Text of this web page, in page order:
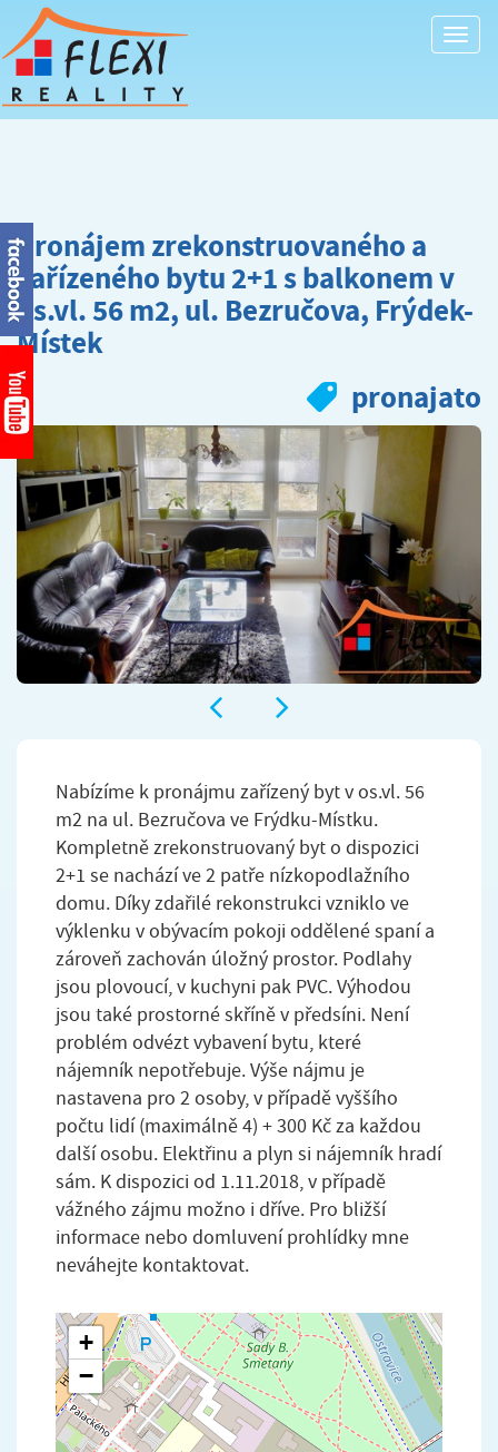
Pronájem zrekonstruovaného a
zařízeného bytu 2+1 s balkonem v
os.vl. 56 m2, ul. Bezručova, Frýdek-
Místek
pronajato
Nabízíme k pronájmu zařízený byt v os.vl. 56
m2 na ul. Bezručova ve Frýdku-Místku.
Kompletně zrekonstruovaný byt o dispozici
2+1 se nachází ve 2 patře nízkopodlažního
domu. Díky zdařilé rekonstrukci vzniklo ve
výklenku v obývacím pokoji oddělené spaní a
zároveň zachován úložný prostor. Podlahy
jsou plovoucí, v kuchyni pak PVC. Výhodou
jsou také prostorné skříně v předsíni. Není
problém odvézt vybavení bytu, které
nájemník nepotřebuje. Výše nájmu je
nastavena pro 2 osoby, v případě vyššího
počtu lidí (maximálně 4) + 300 Kč za každou
další osobu. Elektřinu a plyn si nájemník hradí
sám. K dispozici od 1.11.2018, v případě
vážného zájmu možno i dříve. Pro bližší
informace nebo domluvení prohlídky mne
neváhejte kontaktovat.
+
−